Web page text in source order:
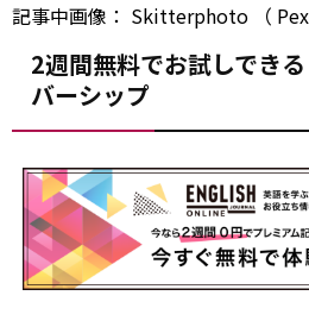
記事中画像： Skitterphoto （
2週間無料でお試しでき
バーシップ